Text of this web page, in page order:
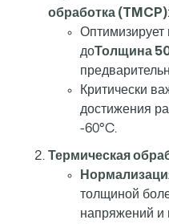
обработка (TMCP):
Оптимизирует
доТолщина
Критически
достижения
-60°C.
Термическая
толщиной
напряжений и